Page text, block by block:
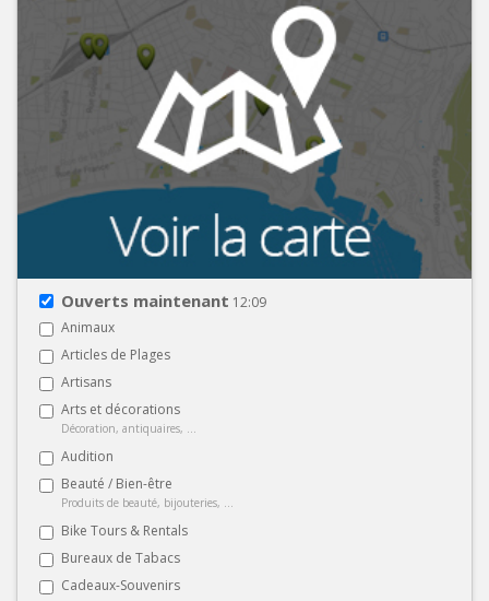
Ouverts maintenant 12:09
Animaux
Articles de Plages
Artisans
Arts et décorations
Décoration, antiquaires, ...
Audition
Beauté / Bien-être
Produits de beauté, bijouteries, ...
Bike Tours & Rentals
Bureaux de Tabacs
Cadeaux-Souvenirs